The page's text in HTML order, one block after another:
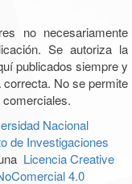
no necesariamente
Se autoriza la
publicados siempre y
No se permite
Nacional
de Investigaciones
Licencia Creative
4.0